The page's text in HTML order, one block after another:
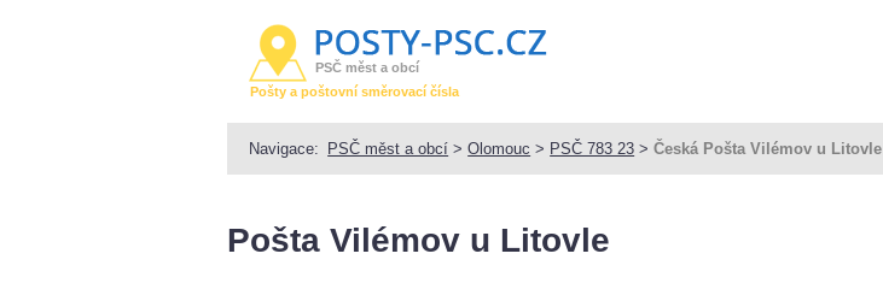
PSČ měst a obcí
Pošty a poštovní směrovací čísla
Navigace: PSČ měst a obcí >Olomouc > PSČ 783 23 >Česká Pošta Vilémov u Litovle
Pošta Vilémov u Litovle